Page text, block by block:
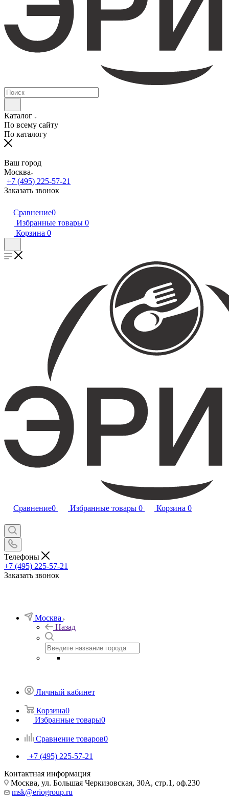
Каталог
По всему сайту
По каталогу
Ваш город
Москва
+7 (495) 225-57-21
Заказать звонок
Сравнение0
Избранные товары 0
Корзина 0
Сравнение0 Избранные товары 0 Корзина 0
Телефоны
+7 (495) 225-57-21
Заказать звонок
Москва
Назад
Личный кабинет
Корзина0
Избранные товары0
Сравнение товаров0
+7 (495) 225-57-21
Контактная информация
Москва, ул. Большая Черкизовская, 30А, стр.1, оф.230
msk@eriogroup.ru